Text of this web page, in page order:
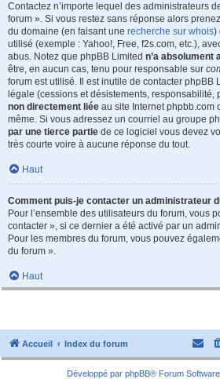
Contactez n’importe lequel des administrateurs
forum ». Si vous restez sans réponse alors
du domaine (en faisant une recherche sur whois)
utilisé (exemple : Yahoo!, Free, f2s.com, etc.),
abus. Notez que phpBB Limited n’a absolument
être, en aucun cas, tenu pour responsable sur
forum est utilisé. Il est inutile de contacter phpBB
légale (cessions et désistements, responsabilité,
non directement liée au site Internet phpbb.com
même. Si vous adressez un courriel au groupe
par une tierce partie de ce logiciel vous devez
très courte voire à aucune réponse du tout.
Haut
Comment puis-je contacter un administrateur
Pour l’ensemble des utilisateurs du forum, vous
contacter », si ce dernier a été activé par un
Pour les membres du forum, vous pouvez
du forum ».
Haut
Accueil Index du forum
Développé par phpBB® Forum